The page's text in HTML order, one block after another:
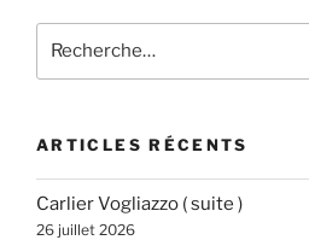
pour
ARTICLES RÉCENTS
Carlier Vogliazzo ( suite )
26 juillet 2026